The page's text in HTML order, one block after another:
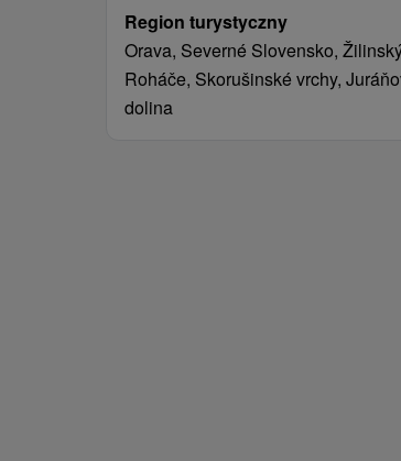
Region turystyczny
Orava, Severné Slovensko,
Roháče, Skorušinské vrchy,
dolina